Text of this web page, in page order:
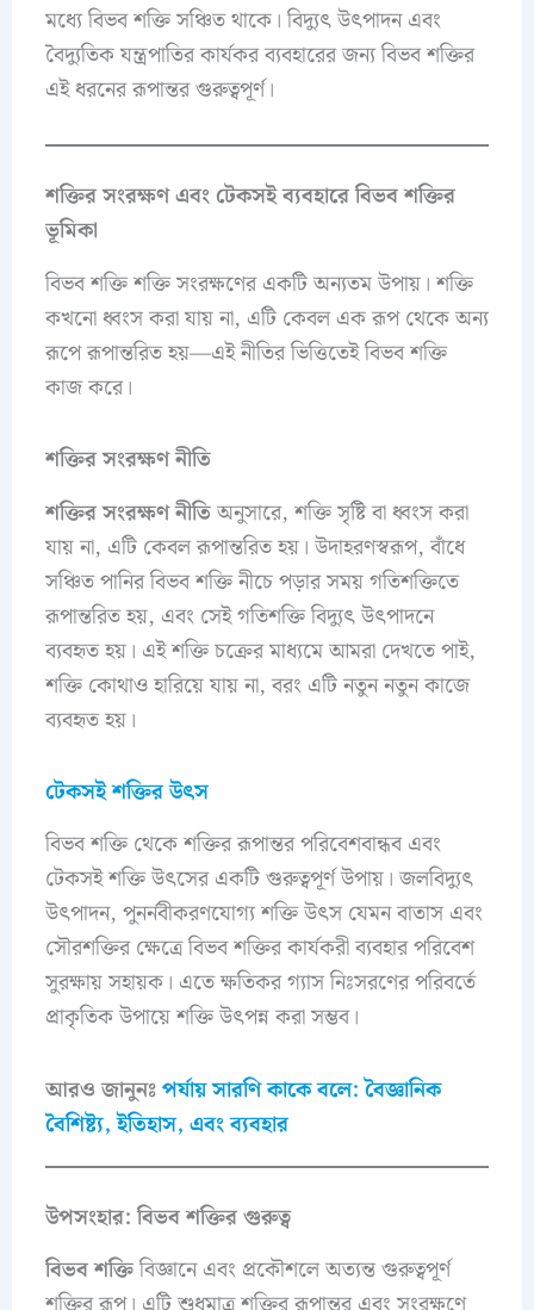
মধ্যে বিভব শক্তি সঞ্চিত থাকে। বিদ্যুৎ উৎপাদন এবং
বৈদ্যুতিক যন্ত্রপাতির কার্যকর ব্যবহারের জন্য বিভব শক্তির
এই ধরনের রূপান্তর গুরুত্বপূর্ণ।
শক্তির সংরক্ষণ এবং টেকসই ব্যবহারে বিভব শক্তির
ভূমিকা
বিভব শক্তি শক্তি সংরক্ষণের একটি অন্যতম উপায়। শক্তি
কখনো ধ্বংস করা যায় না, এটি কেবল এক রূপ থেকে অন্য
রূপে রূপান্তরিত হয়—এই নীতির ভিত্তিতেই বিভব শক্তি
কাজ করে।
শক্তির সংরক্ষণ নীতি
শক্তির সংরক্ষণ নীতিঅনুসারে, শক্তি সৃষ্টি বা ধ্বংস করা
যায় না, এটি কেবল রূপান্তরিত হয়। উদাহরণস্বরূপ, বাঁধে
সঞ্চিত পানির বিভব শক্তি নীচে পড়ার সময় গতিশক্তিতে
রূপান্তরিত হয়, এবং সেই গতিশক্তি বিদ্যুৎ উৎপাদনে
ব্যবহৃত হয়। এই শক্তি চক্রের মাধ্যমে আমরা দেখতে পাই,
শক্তি কোথাও হারিয়ে যায় না, বরং এটি নতুন নতুন কাজে
ব্যবহৃত হয়।
টেকসই শক্তির উৎস
বিভব শক্তি থেকে শক্তির রূপান্তর পরিবেশবান্ধব এবং
টেকসই শক্তি উৎসের একটি গুরুত্বপূর্ণ উপায়। জলবিদ্যুৎ
উৎপাদন, পুনর্নবীকরণযোগ্য শক্তি উৎস যেমন বাতাস এবং
সৌরশক্তির ক্ষেত্রে বিভব শক্তির কার্যকরী ব্যবহার পরিবেশ
সুরক্ষায় সহায়ক। এতে ক্ষতিকর গ্যাস নিঃসরণের পরিবর্তে
প্রাকৃতিক উপায়ে শক্তি উৎপন্ন করা সম্ভব।
আরও জানুনঃপর্যায় সারণি কাকে বলে: বৈজ্ঞানিক
বৈশিষ্ট্য, ইতিহাস, এবং ব্যবহার
উপসংহার: বিভব শক্তির গুরুত্ব
বিভব শক্তিবিজ্ঞানে এবং প্রকৌশলে অত্যন্ত গুরুত্বপূর্ণ